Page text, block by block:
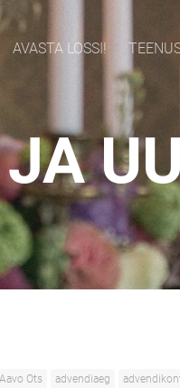
AVASTA LOSSI!
Aavo Ots advendiaeg